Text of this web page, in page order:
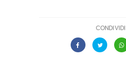
CONDIVIDI